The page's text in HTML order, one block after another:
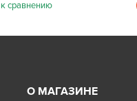
О МАГАЗИНЕ